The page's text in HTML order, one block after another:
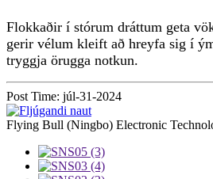
Flokkaðir í stórum dráttum geta
gerir vélum kleift að hreyfa sig í
tryggja örugga notkun.
Post Time: júl-31-2024
Flying Bull (Ningbo) Electronic